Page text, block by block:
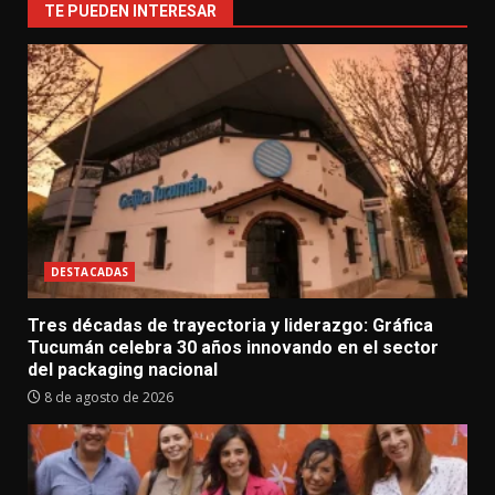
TE PUEDEN INTERESAR
DESTACADAS
Tres décadas de trayectoria y liderazgo: Gráfica
Tucumán celebra 30 años innovando en el sector
del packaging nacional
8 de agosto de 2026